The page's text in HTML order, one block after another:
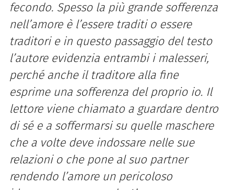
fecondo. Spesso la più grande sofferenza
nell’amore è l’essere traditi o essere
traditori e in questo passaggio del testo
l’autore evidenzia entrambi i malesseri,
perché anche il traditore alla fine
esprime una sofferenza del proprio io. Il
lettore viene chiamato a guardare dentro
di sé e a soffermarsi su quelle maschere
che a volte deve indossare nelle sue
relazioni o che pone al suo partner
rendendo l’amore un pericoloso